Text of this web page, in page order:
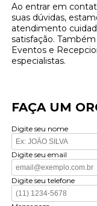
Ao entrar em
suas dúvidas,
atendimento
satisfação.
Eventos e
especialistas.
FAÇA UM
Digite seu nome
Digite seu email
Digite seu telefone